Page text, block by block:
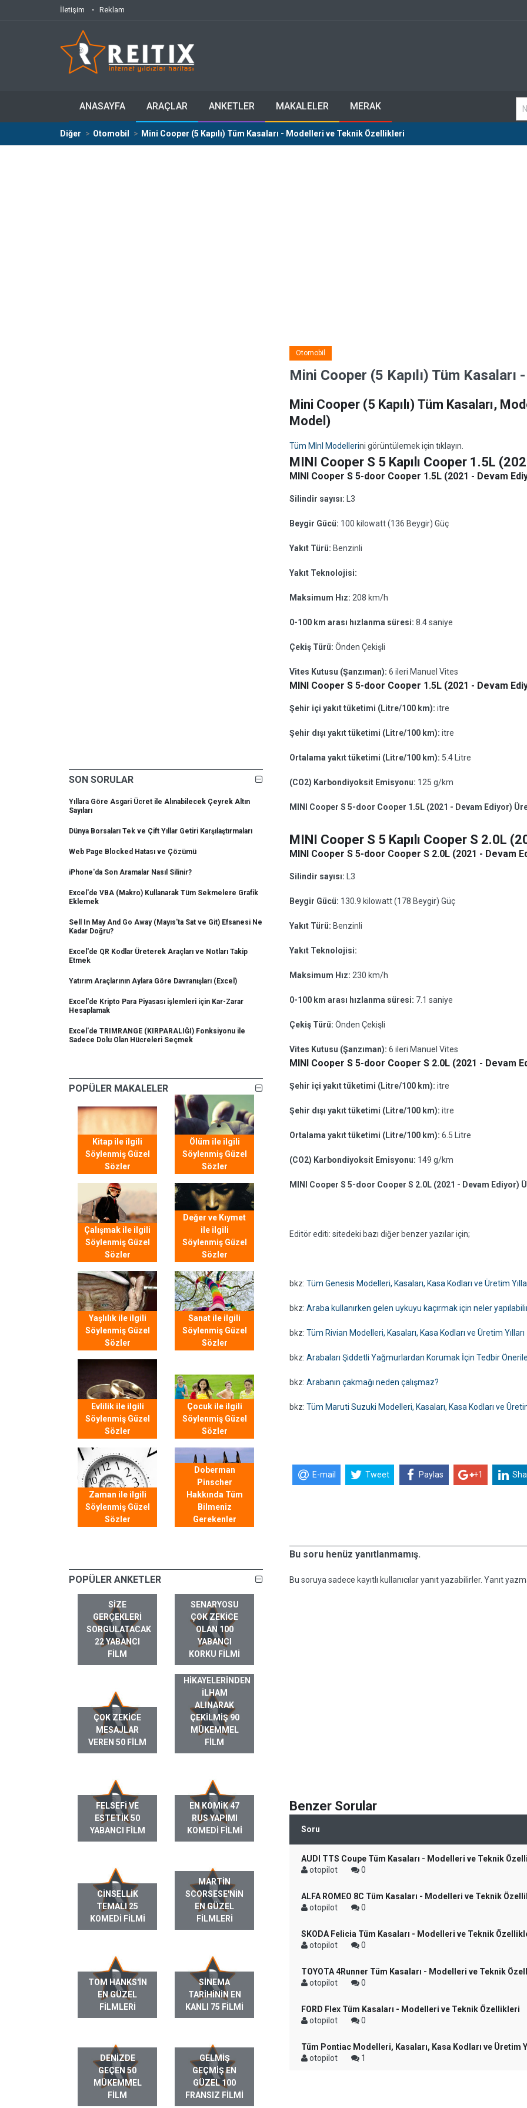
İletişim Reklam
ANASAYFA ARAÇLAR ANKETLER MAKALELER MERAK
Diğer Otomobil Mini Cooper (5 Kapılı) Tüm Kasaları - Modelleri ve Teknik Özellikleri
SON SORULAR
Yıllara Göre Asgari Ücret ile Alınabilecek Çeyrek Altın
Sayıları
Dünya Borsaları Tek ve Çift Yıllar Getiri Karşılaştırmaları
Web Page Blocked Hatası ve Çözümü
iPhone'da Son Aramalar Nasıl Silinir?
Excel'de VBA (Makro) Kullanarak Tüm Sekmelere Grafik
Eklemek
Sell In May And Go Away (Mayıs'ta Sat ve Git) Efsanesi Ne
Kadar Doğru?
Excel'de QR Kodlar Üreterek Araçları ve Notları Takip
Etmek
Yatırım Araçlarının Aylara Göre Davranışları (Excel)
Excel'de Kripto Para Piyasası işlemleri için Kar-Zarar
Hesaplamak
Excel'de TRIMRANGE (KIRPARALIĞI) Fonksiyonu ile
Sadece Dolu Olan Hücreleri Seçmek
POPÜLER MAKALELER
Kitap ile ilgili
Söylenmiş Güzel
Sözler
Ölüm ile ilgili
Söylenmiş Güzel
Sözler
Çalışmak ile ilgili
Söylenmiş Güzel
Sözler
Değer ve Kıymet
ile ilgili
Söylenmiş Güzel
Sözler
Yaşlılık ile ilgili
Söylenmiş Güzel
Sözler
Sanat ile ilgili
Söylenmiş Güzel
Sözler
Evlilik ile ilgili
Söylenmiş Güzel
Sözler
Çocuk ile ilgili
Söylenmiş Güzel
Sözler
Zaman ile ilgili
Söylenmiş Güzel
Sözler
Doberman
Pinscher
Hakkında Tüm
Bilmeniz
Gerekenler
POPÜLER ANKETLER
SIZE
GERÇEKLERI
SORGULATACAK
22 YABANCI
FILM
SENARYOSU
ÇOK ZEKICE
OLAN 100
YABANCI
KORKU FILMI
ÇOK ZEKICE
MESAJLAR
VEREN 50 FILM
GERÇEK HAYAT
HIKAYELERINDEN
ILHAM
ALINARAK
ÇEKILMIŞ 90
MÜKEMMEL
FILM
FELSEFI VE
ESTETIK 50
YABANCI FILM
EN KOMIK 47
RUS YAPIMI
KOMEDI FILMI
CINSELLIK
TEMALI 25
KOMEDI FILMI
MARTIN
SCORSESE'NIN
EN GÜZEL
FILMLERI
TOM HANKS'IN
EN GÜZEL
FILMLERI
SINEMA
TARIHININ EN
KANLI 75 FILMI
DENIZDE
GEÇEN 50
MÜKEMMEL
FILM
GELMIŞ
GEÇMIŞ EN
GÜZEL 100
FRANSIZ FILMI
Otomobil
Mini Cooper (5 Kapılı) Tüm
Mini Cooper (5 Kapılı) Tüm Kasaları,
Model)
Tüm MInI Modellerini görüntülemek için tıklayın.
MINI Cooper S 5 Kapılı Cooper 1.5L
MINI Cooper S 5-door Cooper 1.5L (2021 - Devam
Silindir sayısı: L3
Beygir Gücü: 100 kilowatt (136 Beygir) Güç
Yakıt Türü: Benzinli
Yakıt Teknolojisi:
Maksimum Hız: 208 km/h
0-100 km arası hızlanma süresi: 8.4 saniye
Çekiş Türü: Önden Çekişli
Vites Kutusu (Şanzıman): 6 ileri Manuel Vites
MINI Cooper S 5-door Cooper 1.5L (2021 - Devam
Şehir içi yakıt tüketimi (Litre/100 km): itre
Şehir dışı yakıt tüketimi (Litre/100 km): itre
Ortalama yakıt tüketimi (Litre/100 km): 5.4 Litre
(CO2) Karbondiyoksit Emisyonu: 125 g/km
MINI Cooper S 5-door Cooper 1.5L (2021 - Devam Ediyor)
MINI Cooper S 5 Kapılı Cooper S 2.0L
MINI Cooper S 5-door Cooper S 2.0L (2021 - Devam
Silindir sayısı: L3
Beygir Gücü: 130.9 kilowatt (178 Beygir) Güç
Yakıt Türü: Benzinli
Yakıt Teknolojisi:
Maksimum Hız: 230 km/h
0-100 km arası hızlanma süresi: 7.1 saniye
Çekiş Türü: Önden Çekişli
Vites Kutusu (Şanzıman): 6 ileri Manuel Vites
MINI Cooper S 5-door Cooper S 2.0L (2021 - Devam
Şehir içi yakıt tüketimi (Litre/100 km): itre
Şehir dışı yakıt tüketimi (Litre/100 km): itre
Ortalama yakıt tüketimi (Litre/100 km): 6.5 Litre
(CO2) Karbondiyoksit Emisyonu: 149 g/km
MINI Cooper S 5-door Cooper S 2.0L (2021 - Devam Ediyor)
Editör editi: sitedeki bazı diğer benzer yazılar için;
bkz: Tüm Genesis Modelleri, Kasaları, Kasa Kodları ve Üretim
bkz: Araba kullanırken gelen uykuyu kaçırmak için neler
bkz: Tüm Rivian Modelleri, Kasaları, Kasa Kodları ve Üretim Yılları
bkz: Arabaları Şiddetli Yağmurlardan Korumak İçin Tedbir
bkz: Arabanın çakmağı neden çalışmaz?
bkz: Tüm Maruti Suzuki Modelleri, Kasaları, Kasa Kodları ve
E-mail Tweet Paylas +1
Bu soru henüz yanıtlanmamış.
Bu soruya sadece kayıtlı kullanıcılar yanıt yazabilirler. Yanıt
Benzer Sorular
Soru
AUDI TTS Coupe Tüm Kasaları - Modelleri ve Teknik
otopilot
0
ALFA ROMEO 8C Tüm Kasaları - Modelleri ve Teknik
otopilot
0
SKODA Felicia Tüm Kasaları - Modelleri ve Teknik
otopilot
0
TOYOTA 4Runner Tüm Kasaları - Modelleri ve Teknik
otopilot
0
FORD Flex Tüm Kasaları - Modelleri ve Teknik Özellikleri
otopilot
0
Tüm Pontiac Modelleri, Kasaları, Kasa Kodları ve Üretim
otopilot
1